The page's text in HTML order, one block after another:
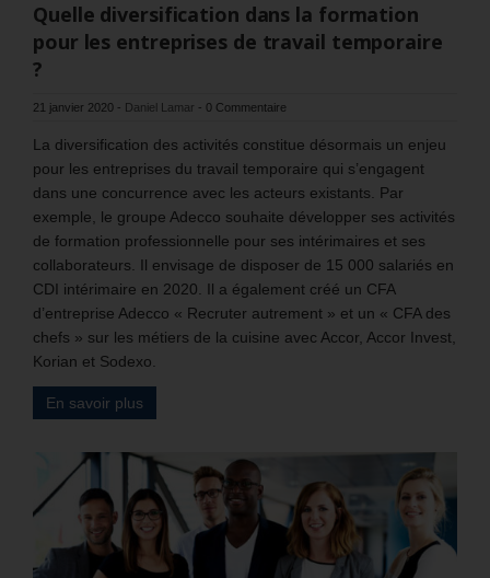
Quelle diversification dans la formation
pour les entreprises de travail temporaire
?
21 janvier 2020 - Daniel Lamar - 0 Commentaire
La diversification des activités constitue désormais un enjeu
pour les entreprises du travail temporaire qui s’engagent
dans une concurrence avec les acteurs existants. Par
exemple, le groupe Adecco souhaite développer ses activités
de formation professionnelle pour ses intérimaires et ses
collaborateurs. Il envisage de disposer de 15 000 salariés en
CDI intérimaire en 2020. Il a également créé un CFA
d’entreprise Adecco « Recruter autrement » et un « CFA des
chefs » sur les métiers de la cuisine avec Accor, Accor Invest,
Korian et Sodexo.
En savoir plus